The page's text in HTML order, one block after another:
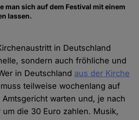
man sich auf dem Festival mit einem
lassen.
in Deutschland
sondern auch fröhliche und
in Deutschland aus der Kirche
teilweise wochenlang auf
warten und, je nach
die 30 Euro zahlen. Musik,